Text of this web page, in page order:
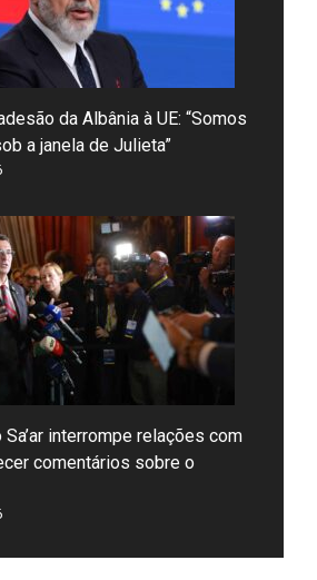
da Albânia à UE: “Somos
a janela de Julieta”
interrompe relações com
comentários sobre o